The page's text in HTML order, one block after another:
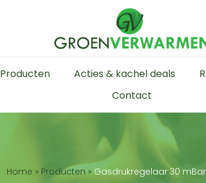
Producten Acties & kachel deals
Contact
Home » Producten»Gasdrukregelaar 30 mBar